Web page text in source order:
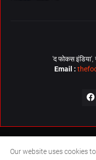
‘द फोकस इंडिया’,
Email :
About Us
Our website uses cookies